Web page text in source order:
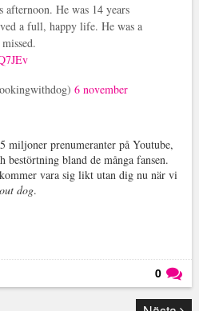
afternoon. He was 14 years
a full, happy life. He was a
6 november
miljoner prenumeranter på Youtube,
bestörtning bland de många fansen.
vara sig likt utan dig nu när vi
dog.
0
Läs kommentarer (0)